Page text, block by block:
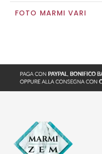
FOTO MARMI VARI